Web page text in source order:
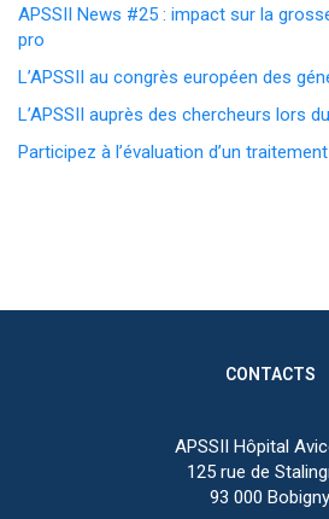
APSSII News #25 : impact sur la
pro
L’APSSII au congrès européen des
L’APSSII auprès des chercheurs lors
Participez à l’évaluation d’un
CONTACTS
APSSII Hôpital
125 rue de
93 000 Bobigny